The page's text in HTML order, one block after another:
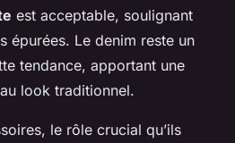
est acceptable, soulignant
épurées. Le denim reste un
tendance, apportant une
look traditionnel.
le rôle crucial qu’ils